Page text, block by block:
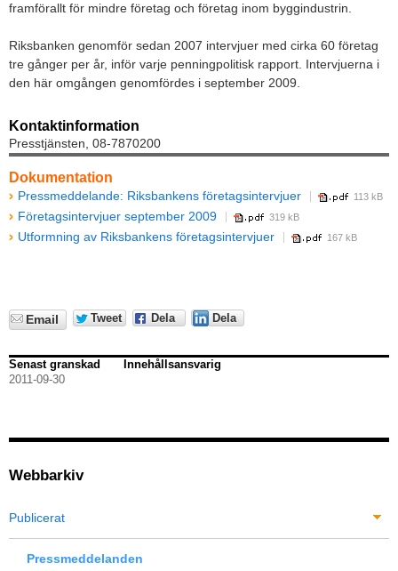
framförallt för mindre företag och företag inom byggindustrin.
Riksbanken genomför sedan 2007 intervjuer med cirka 60 företag
tre gånger per år, inför varje penningpolitisk rapport. Intervjuerna i
den här omgången genomfördes i september 2009.
Kontaktinformation
Presstjänsten, 08-7870200
Dokumentation
Pressmeddelande: Riksbankens företagsintervjuer 113 kB
Företagsintervjuer september 2009 319 kB
Utformning av Riksbankens företagsintervjuer 167 kB
Email Tweet Dela Dela
Senast granskad
2011-09-30
Innehållsansvarig
Webbarkiv
Publicerat
Pressmeddelanden